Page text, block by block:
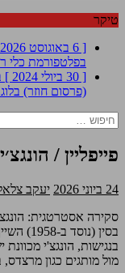
טיקר
[ 6 באוגוסט 2026 ]
בפלטפורמת כלי
[ 30 ביולי 2024 ]
(פרסום חוזר)
חיפוש:
פייפליין / הונגצ׳י 2030
24 ביוני 2026
יעקב
סקירה אסטרטגית:
בנגישות, הונגצ'י
מול מותגים כגון מרצדס,